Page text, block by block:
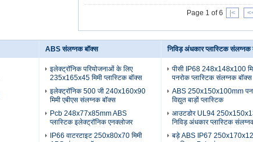
Page 1 of 6 |<
ABS संलग्नक बॉक्स
इलेक्ट्रॉनिक परियोजनाओं के लिए
235x165x45 मिमी प्लास्टिक बॉक्स
इलेक्ट्रॉनिक 500 जी 240x160x90
मिमी एबीएस संलग्नक बॉक्स
Pcb 248x77x85mm ABS
प्लास्टिक इलेक्ट्रॉनिक एनक्लोजर
IP66 वाटरटाइट 250x80x70 मिमी
निविड़ अंधकार प्लास्टिक संलग्नक
पीसी IP68 248x148x100
पनरोक प्लास्टिक संलग्नक बॉक्स
ABS 250x150x100mm
विद्युत बाड़ों प्लास्टिक
आउटडोर UL94
निविड़ अंधकार प्लास्टिक
बड़े ABS IP67